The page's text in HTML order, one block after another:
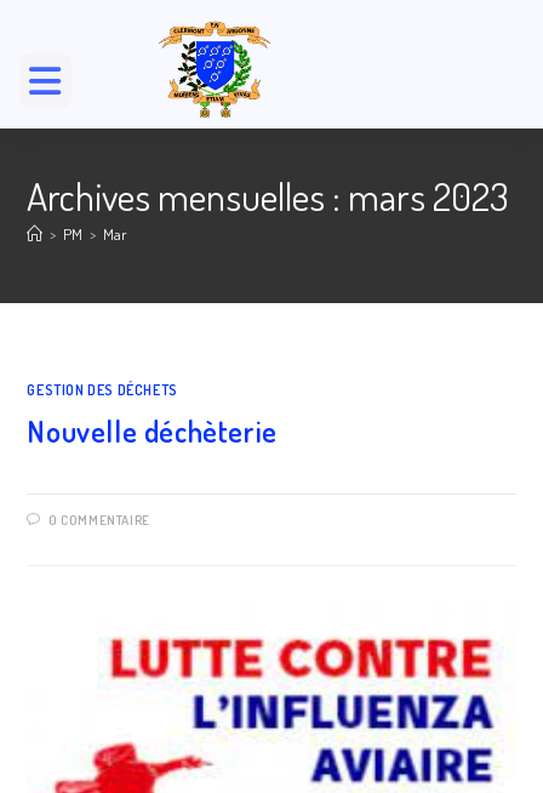
content
Archives mensuelles : mars 2023
> PM > Mar
GESTION DES DÉCHETS
Nouvelle déchèterie
0 COMMENTAIRE